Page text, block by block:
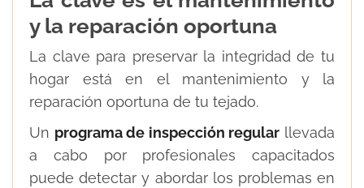
y la reparación oportuna
La clave para preservar la integridad de tu
hogar está en el mantenimiento y la
reparación oportuna de tu tejado.
Un programa de inspección regular llevada
a cabo por profesionales capacitados
puede detectar y abordar los problemas en